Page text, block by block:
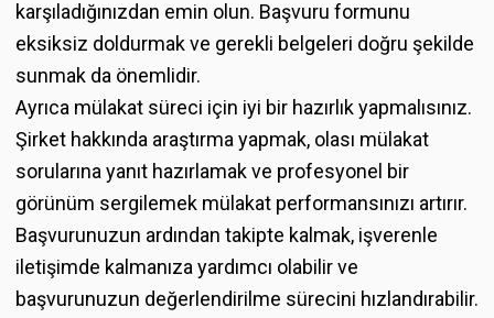
karşıladığınızdan emin olun. Başvuru formunu
eksiksiz doldurmak ve gerekli belgeleri doğru şekilde
sunmak da önemlidir.
Ayrıca mülakat süreci için iyi bir hazırlık yapmalısınız.
Şirket hakkında araştırma yapmak, olası mülakat
sorularına yanıt hazırlamak ve profesyonel bir
görünüm sergilemek mülakat performansınızı artırır.
Başvurunuzun ardından takipte kalmak, işverenle
iletişimde kalmanıza yardımcı olabilir ve
başvurunuzun değerlendirilme sürecini hızlandırabilir.